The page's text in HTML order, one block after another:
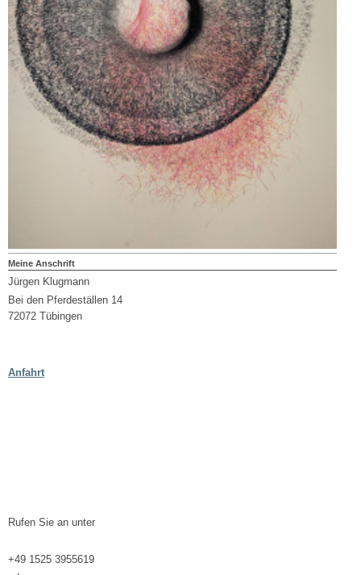
Meine Anschrift
Jürgen Klugmann
Bei den Pferdeställen 14
72072 Tübingen
Anfahrt
Rufen Sie an unter
+49 1525 3955619